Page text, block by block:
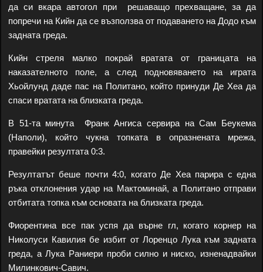
да си вкара автогол при решаващо прехващане, за да
попречи на Кийн да се възползва от подаването на Додо към
задната греда.
Кийн стреля малко покрай вратата от границата на
наказателното поле, а след подновяването на играта
Хьойлунд даде пас на Политано, който принуди Де Хеа да
спаси вратата на близката греда.
В 51-та минута Франк Ангиса сервира на Сам Беукема
(Наполи), който чукна топката в опразнената мрежа,
правейки резултата 0:3.
Резултатът беше почти 4:0, когато Де Хеа парира с една
ръка отклонения удар на Мактоминай, а Политано отправи
отбитата топка към основата на близката греда.
Фиорентина все пак успя да върне гл, когато корнер на
Николуси Кавилия бе избит от Лоренцо Лука към задната
греда, а Лука Раниери проби силно и ниско, изненадвайки
Милинкович-Савич.